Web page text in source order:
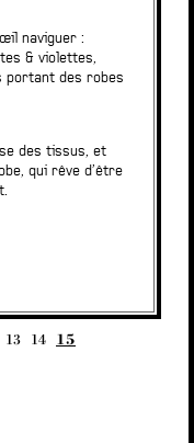
naviguer :
& violettes,
portant des robes
des tissus, et
qui rêve d’être
13 14 15